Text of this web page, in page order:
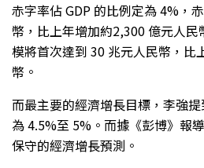
赤字率佔 GDP 的比例定為 4%，
幣，比上年增加約2,300 億元人
模將首次達到 30 兆元人民幣，比
幣。
而最主要的經濟增長目標，李強
為 4.5%至 5%。而據《彭博》報
保守的經濟增長預測。